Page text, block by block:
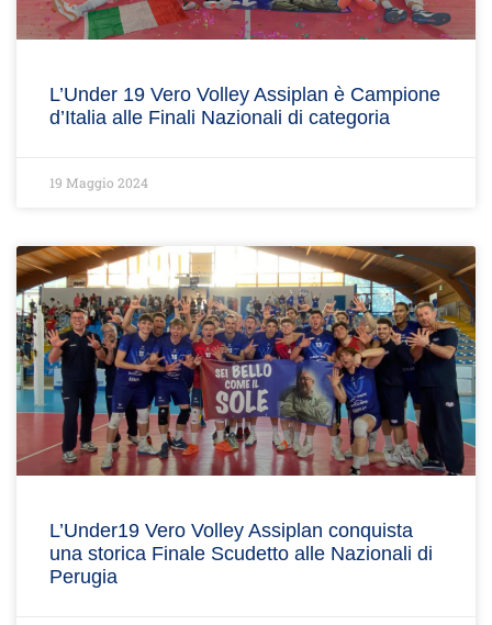
L’Under 19 Vero Volley Assiplan è Campione
d’Italia alle Finali Nazionali di categoria
19 Maggio 2024
L’Under19 Vero Volley Assiplan conquista
una storica Finale Scudetto alle Nazionali di
Perugia